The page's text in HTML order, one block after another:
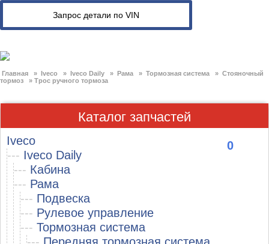
Главная » Iveco » Iveco Daily » Рама » Тормозная система » Стояночный
тормоз
» Трос ручного тормоза
Каталог запчастей
Iveco
--- Iveco Daily
--- Кабина
--- Рама
--- Подвеска
--- Рулевое управление
--- Тормозная система
0